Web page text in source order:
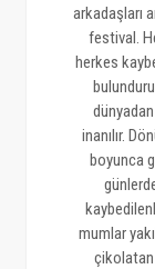
arkadaşları
festival.
herkes
inanılır.
boyunca
mumlar
çikolatan